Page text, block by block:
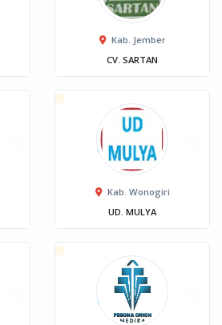
Kab. Jember
CV. SARTAN
Kab. Wonogiri
UD. MULYA